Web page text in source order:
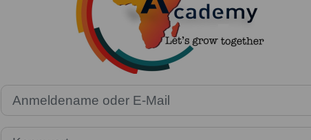
Kontoerstellung abbrechen
Anmeldename oder E-Mail
Kennwort